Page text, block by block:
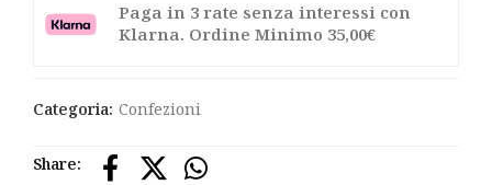
Paga in 3 rate senza interessi con
Klarna. Ordine Minimo 35,00€
Categoria: Confezioni
Share: